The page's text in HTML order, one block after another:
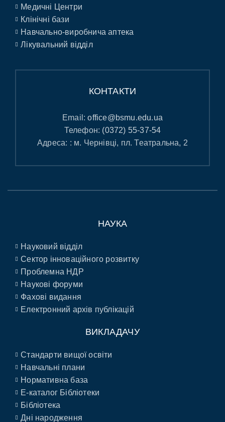
Медичні Центри
Клінічні бази
Навчально-виробнича аптека
Лікувальний відділ
КОНТАКТИ
Email:office@bsmu.edu.ua
Телефон: (0372) 55-37-54
Адреса: : м. Чернівці, пл. Театральна, 2
НАУКА
Науковий відділ
Сектор інноваційного розвитку
Проблемна НДР
Наукові форуми
Фахові видання
Електронний архів публікацій
ВИКЛАДАЧУ
Стандарти вищої освіти
Навчальні плани
Нормативна база
E-каталог Бібліотеки
Бібліотека
Дні народження